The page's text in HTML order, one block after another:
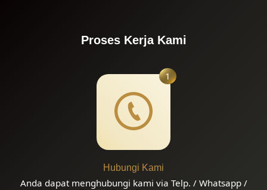
Proses Kerja Kami
1
Hubungi Kami
Anda dapat menghubungi kami via Telp. / Whatsapp /